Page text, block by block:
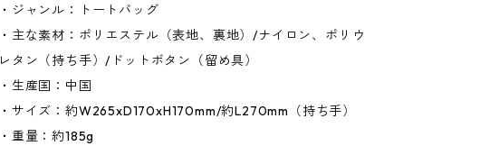
・ジャンル：トートバッグ
・主な素材：ポリエステル（表地、裏地）/ナイロン、ポリウ
レタン（持ち手）/ドットボタン（留め具）
・生産国：中国
・サイズ：約W265xD170xH170mm/約L270mm（持ち手）
・重量：約185g